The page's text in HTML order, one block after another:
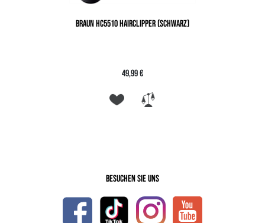
BRAUN HC5510 HAIRCLIPPER (SCHWARZ)
49,99 €
Besuchen Sie uns